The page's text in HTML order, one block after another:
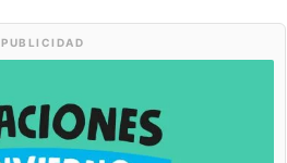
PUBLICIDAD